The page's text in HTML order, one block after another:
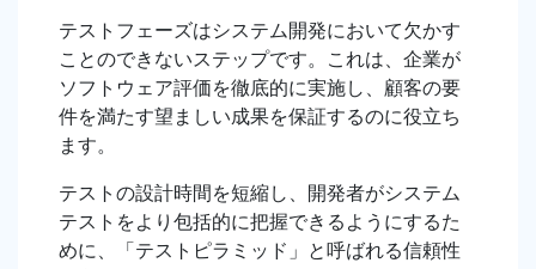
テストフェーズはシステム開発において欠かす
ことのできないステップです。これは、企業が
ソフトウェア評価を徹底的に実施し、顧客の要
件を満たす望ましい成果を保証するのに役立ち
ます。
テストの設計時間を短縮し、開発者がシステム
テストをより包括的に把握できるようにするた
めに、「テストピラミッド」と呼ばれる信頼性